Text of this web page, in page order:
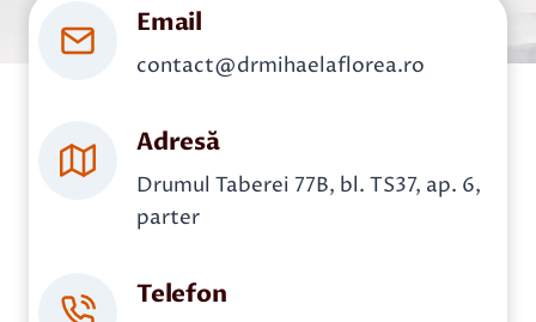
Email
contact@drmihaelaflorea.ro
Adresă
Drumul Taberei 77B, bl. TS37, ap. 6,
parter
Telefon